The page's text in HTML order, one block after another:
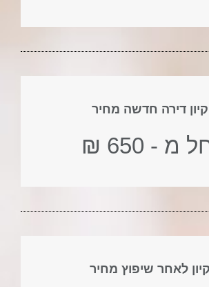
דירה חדשה מחיר
מ - 650 ₪
לאחר שיפוץ מחיר